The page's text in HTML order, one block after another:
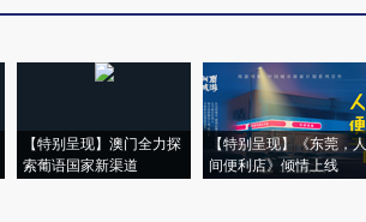
【特别呈现】澳门全力探
索葡语国家新渠道
【特别呈现】《东莞，人
间便利店》倾情上线